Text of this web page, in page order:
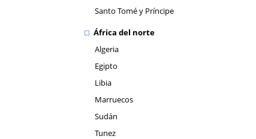
Santo Tomé y Príncipe
África del norte
Algeria
Egipto
Libia
Marruecos
Sudán
Tunez